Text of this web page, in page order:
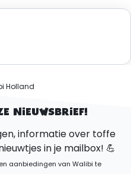
Holland
NIEUWSBRIEF!
informatie over toffe
in je mailbox! 💪
aanbiedingen van Walibi te